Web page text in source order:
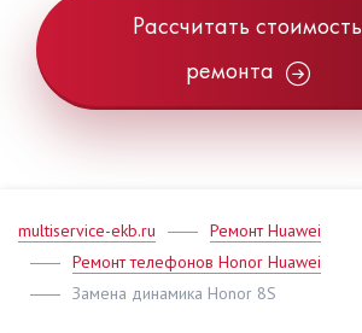
Рассчитать стоимость
ремонта
multiservice-ekb.ru
Ремонт Huawei
Ремонт телефонов Honor Huawei
Замена динамика Honor 8S